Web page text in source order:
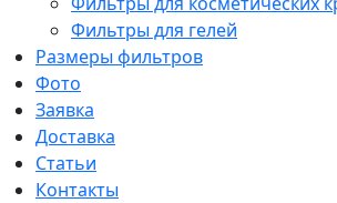
Фильтры для гелей
Размеры фильтров
Фото
Заявка
Доставка
Статьи
Контакты